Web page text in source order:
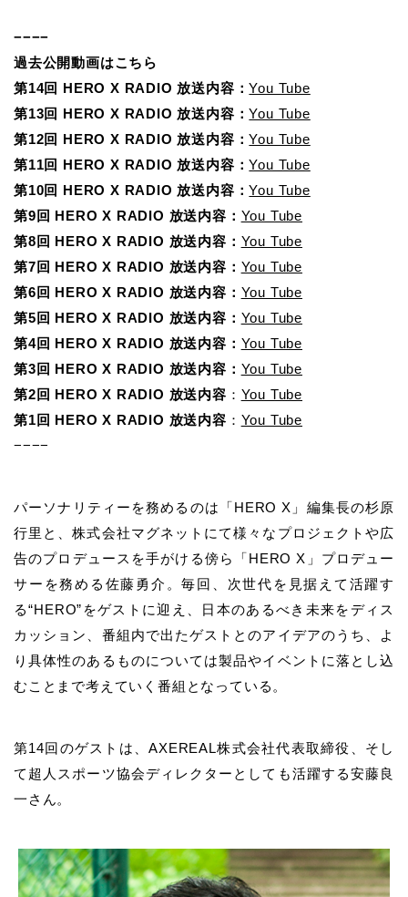
−−−−
過去公開動画はこちら
第14回 HERO X RADIO 放送内容：You Tube
第13回 HERO X RADIO 放送内容：You Tube
第12回 HERO X RADIO 放送内容：You Tube
第11回 HERO X RADIO 放送内容：You Tube
第10回 HERO X RADIO 放送内容：You Tube
第9回 HERO X RADIO 放送内容： You Tube
第8回 HERO X RADIO 放送内容： You Tube
第7回 HERO X RADIO 放送内容： You Tube
第6回 HERO X RADIO 放送内容： You Tube
第5回 HERO X RADIO 放送内容： You Tube
第4回 HERO X RADIO 放送内容： You Tube
第3回 HERO X RADIO 放送内容： You Tube
第2回 HERO X RADIO 放送内容 ： You Tube
第1回 HERO X RADIO 放送内容 ： You Tube
−−−−
パーソナリティーを務めるのは「HERO X」編集長の杉原
行里と、株式会社マグネットにて様々なプロジェクトや広
告のプロデュースを手がける傍ら「HERO X」プロデュー
サーを務める佐藤勇介。毎回、次世代を見据えて活躍す
る“HERO”をゲストに迎え、日本のあるべき未来をディス
カッション、番組内で出たゲストとのアイデアのうち、よ
り具体性のあるものについては製品やイベントに落とし込
むことまで考えていく番組となっている。
第14回のゲストは、AXEREAL株式会社代表取締役、そし
て超人スポーツ協会ディレクターとしても活躍する安藤良
一さん。